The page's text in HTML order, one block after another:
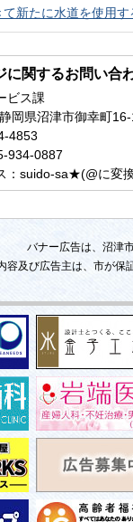
新たに水道を使用す
に関するお問い合
ビス課
岡県沼津市御幸町16-
4853
934-0887
：suido-sa★(@に変
バナー広告は、沼津
容及び広告主は、市が保